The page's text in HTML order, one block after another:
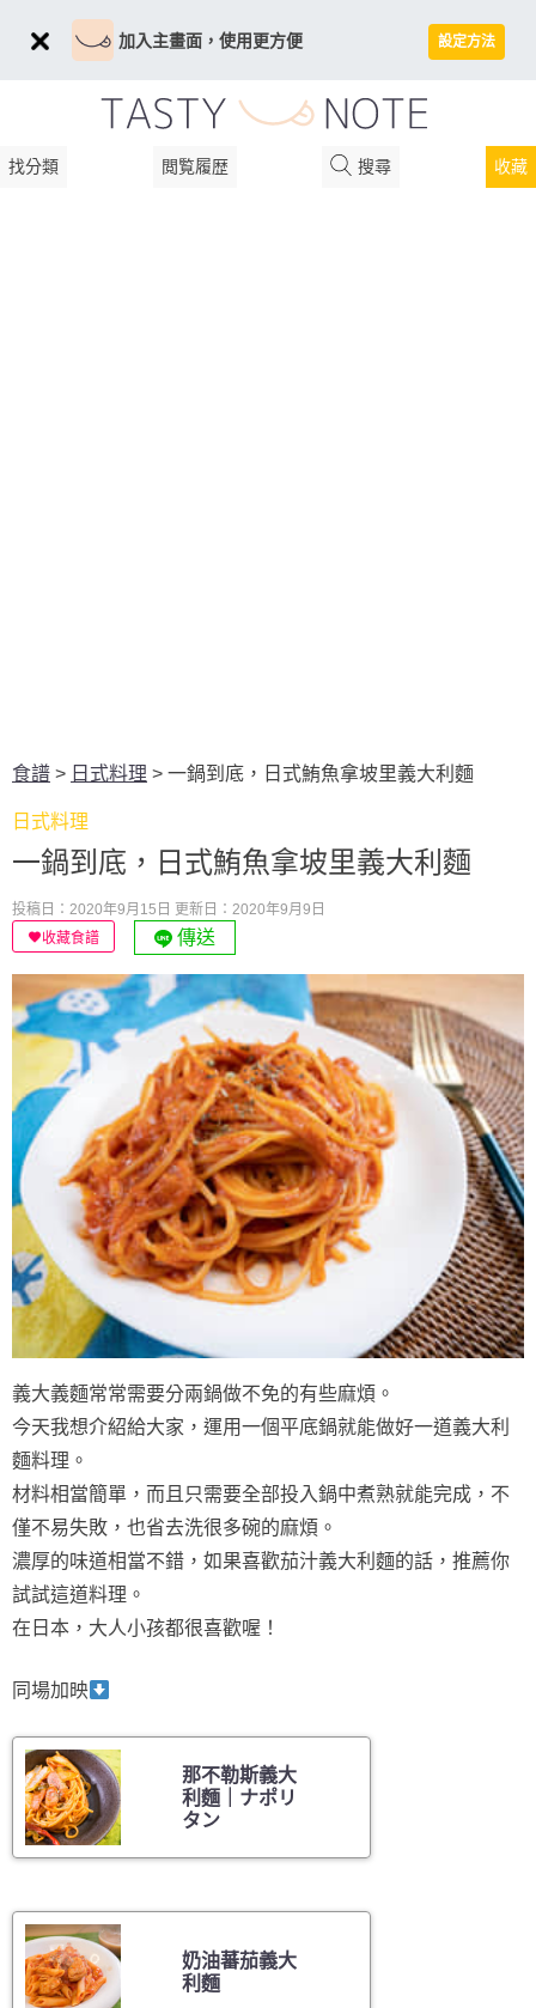
加入主畫面，使用更方便 設定方法
找分類 閲覧履歴 搜尋 收藏
食譜 > 日式料理 > 一鍋到底，日式鮪魚拿坡里義大利麵
日式料理
一鍋到底，日式鮪魚拿坡里義大利麵
投稿日：2020年9月15日 更新日：2020年9月9日
收藏食譜
傳送
義大義麵常常需要分兩鍋做不免的有些麻煩。
今天我想介紹給大家，運用一個平底鍋就能做好一道義大利
麵料理。
材料相當簡單，而且只需要全部投入鍋中煮熟就能完成，不
僅不易失敗，也省去洗很多碗的麻煩。
濃厚的味道相當不錯，如果喜歡茄汁義大利麵的話，推薦你
試試這道料理。
在日本，大人小孩都很喜歡喔！
同場加映
那不勒斯義大
利麵｜ナポリ
タン
奶油蕃茄義大
利麵